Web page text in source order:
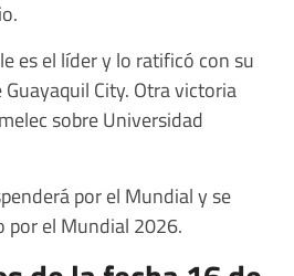
es el líder y lo ratificó con su
City. Otra victoria
sobre Universidad
por el Mundial y se
por el Mundial 2026.